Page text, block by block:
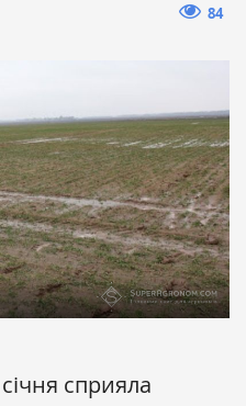
84
сприяла